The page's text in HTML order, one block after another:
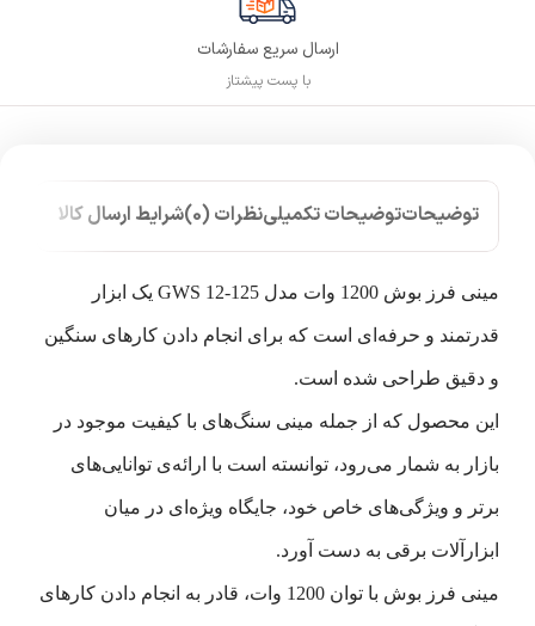
ارسال سریع سفارشات
با پست پیشتاز
توضیحاتتوضیحات تکمیلینظرات (0) شرایط ارسال کالا
مینی فرز بوش 1200 وات مدل GWS 12-125 یک ابزار
قدرتمند و حرفه‌ای است که برای انجام دادن کارهای سنگین
و دقیق طراحی شده است.
این محصول که از جمله مینی سنگ‌های با کیفیت موجود در
بازار به شمار می‌رود، توانسته است با ارائه‌ی توانایی‌های
برتر و ویژگی‌های خاص خود، جایگاه ویژه‌ای در میان
ابزارآلات برقی به دست آورد.
مینی فرز بوش با توان 1200 وات، قادر به انجام دادن کارهای